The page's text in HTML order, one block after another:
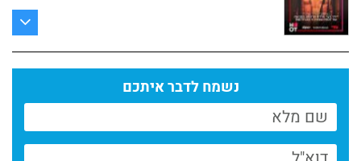
קרא עוד >
המחלקה לקולנוע, מכללת מנשר//יולי 2025
נשמח לדבר איתכם